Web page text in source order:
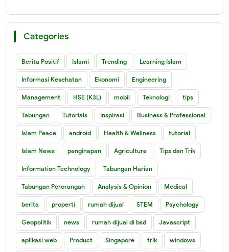
Categories
Berita Positif Islami Trending Learning Islam
Informasi Kesehatan Ekonomi Engineering
Management HSE (K3L) mobil Teknologi tips
Tabungan Tutorials Inspirasi Business & Professional
Islam Peace android Health & Wellness tutorial
Islam News penginapan Agriculture Tips dan Trik
Information Technology Tabungan Harian
Tabungan Perorangan Analysis & Opinion Medical
berita properti rumah dijual STEM Psychology
Geopolitik news rumah dijual di bsd Javascript
aplikasi web Product Singapore trik windows